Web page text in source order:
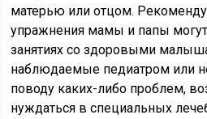
матерью или отцом.
упражнения мамы и папы
занятиях со здоровыми
наблюдаемые педиатром или
поводу каких-либо проблем,
нуждаться в специальных